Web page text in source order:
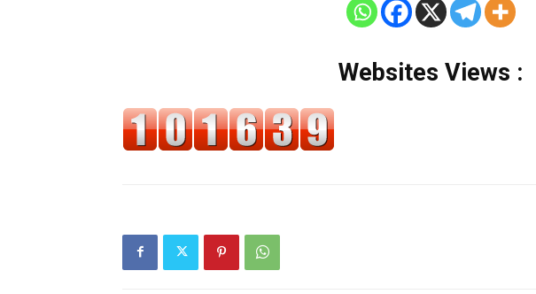
Websites Views :